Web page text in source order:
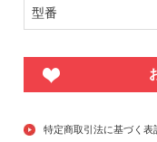
型番
特定商取引法に基づく表